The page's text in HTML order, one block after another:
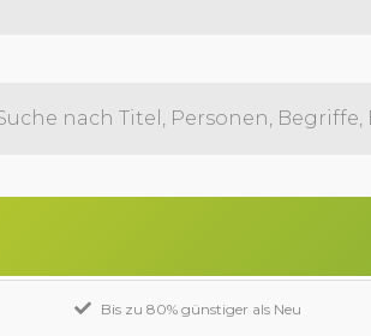
Bis zu 80% günstiger als Neu